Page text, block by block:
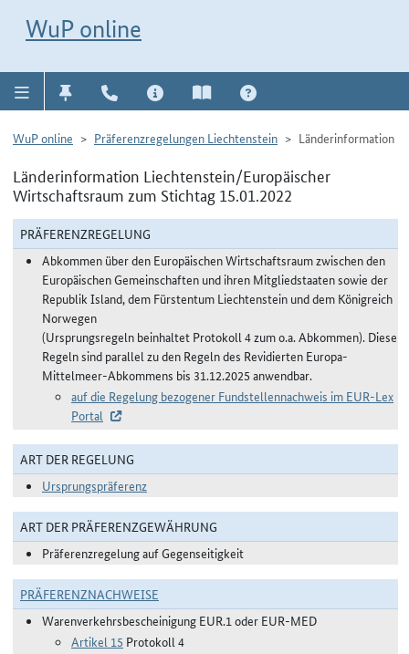
WuP online
WuP online Präferenzregelungen Liechtenstein Länderinformation
Länderinformation Liechtenstein/Europäischer
Wirtschaftsraum zum Stichtag 15.01.2022
PRÄFERENZREGELUNG
Abkommen über den Europäischen Wirtschaftsraum zwischen den
Europäischen Gemeinschaften und ihren Mitgliedstaaten sowie der
Republik Island, dem Fürstentum Liechtenstein und dem Königreich
Norwegen
(Ursprungsregeln beinhaltet Protokoll 4 zum o.a. Abkommen). Diese
Regeln sind parallel zu den Regeln des Revidierten Europa-
Mittelmeer-Abkommens bis 31.12.2025 anwendbar.
auf die Regelung bezogener Fundstellennachweis im EUR-Lex
Portal
ART DER REGELUNG
Ursprungspräferenz
ART DER PRÄFERENZGEWÄHRUNG
Präferenzregelung auf Gegenseitigkeit
PRÄFERENZNACHWEISE
Warenverkehrsbescheinigung EUR.1 oder EUR-MED
Artikel 15 Protokoll 4